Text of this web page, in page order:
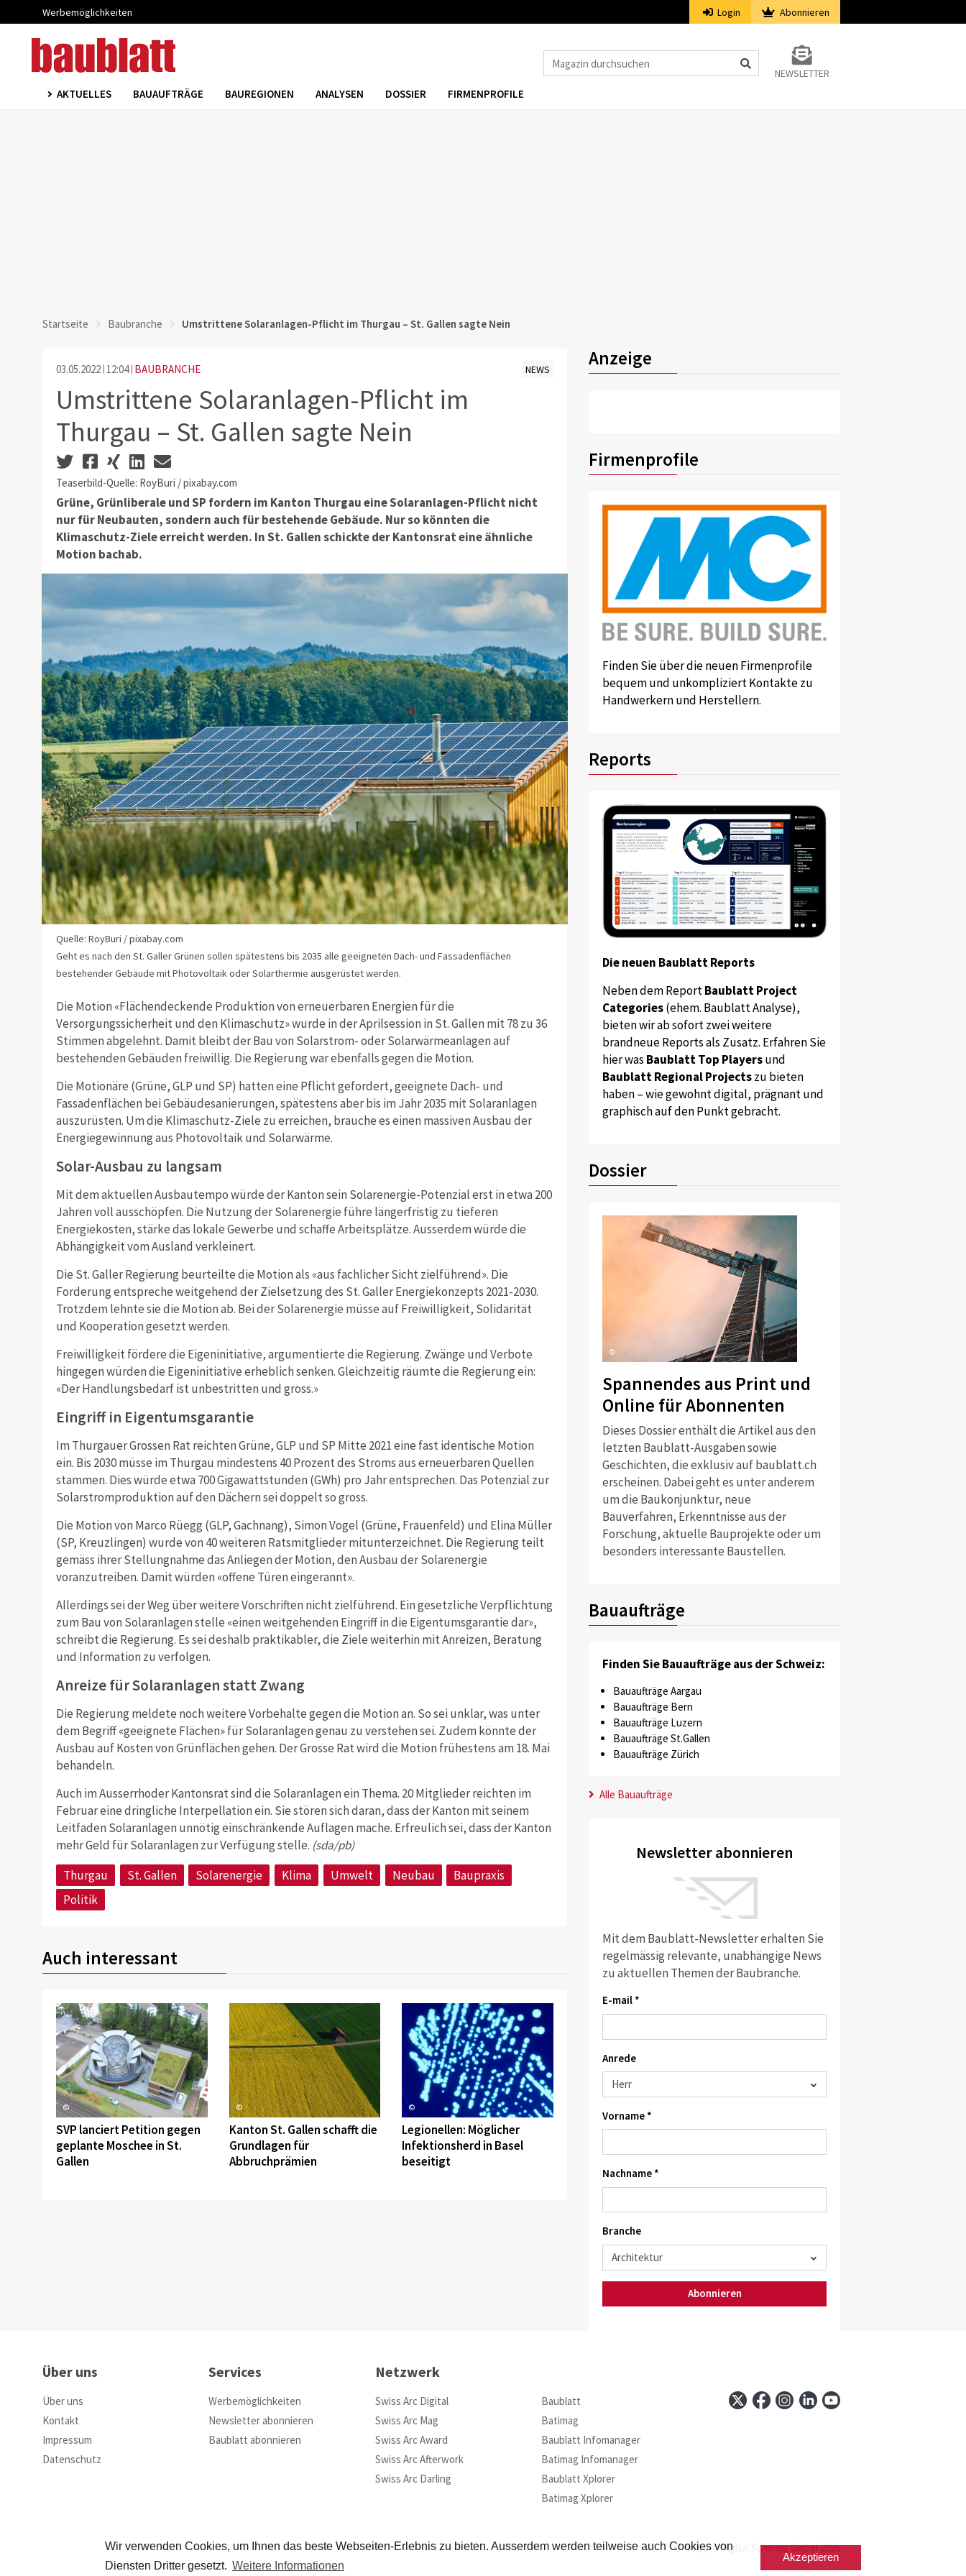
Wir verwenden Cookies, um Ihnen das beste Webseiten-Erlebnis zu bieten. Ausserdem werden teilweise auch Cookies von
Diensten Dritter gesetzt. Weitere Informationen
Akzeptieren
Werbemöglichkeiten Login Abonnieren
NEWSLETTER
AKTUELLES BAUAUFTRÄGE BAUREGIONEN ANALYSEN DOSSIER FIRMENPROFILE
Startseite Baubranche Umstrittene Solaranlagen-Pflicht im Thurgau – St. Gallen sagte Nein
03.05.2022 12:04 BAUBRANCHE NEWS
Umstrittene Solaranlagen-Pflicht im
Thurgau – St. Gallen sagte Nein
Teaserbild-Quelle: RoyBuri / pixabay.com
Grüne, Grünliberale und SP fordern im Kanton Thurgau eine Solaranlagen-Pflicht nicht
nur für Neubauten, sondern auch für bestehende Gebäude. Nur so könnten die
Klimaschutz-Ziele erreicht werden. In St. Gallen schickte der Kantonsrat eine ähnliche
Motion bachab.
Quelle: RoyBuri / pixabay.com
Geht es nach den St. Galler Grünen sollen spätestens bis 2035 alle geeigneten Dach- und Fassadenflächen
bestehender Gebäude mit Photovoltaik oder Solarthermie ausgerüstet werden.
Die Motion «Flächendeckende Produktion von erneuerbaren Energien für die
Versorgungssicherheit und den Klimaschutz» wurde in der Aprilsession in St. Gallen mit 78 zu 36
Stimmen abgelehnt. Damit bleibt der Bau von Solarstrom- oder Solarwärmeanlagen auf
bestehenden Gebäuden freiwillig. Die Regierung war ebenfalls gegen die Motion.
Die Motionäre (Grüne, GLP und SP) hatten eine Pflicht gefordert, geeignete Dach- und
Fassadenflächen bei Gebäudesanierungen, spätestens aber bis im Jahr 2035 mit Solaranlagen
auszurüsten. Um die Klimaschutz-Ziele zu erreichen, brauche es einen massiven Ausbau der
Energiegewinnung aus Photovoltaik und Solarwärme.
Solar-Ausbau zu langsam
Mit dem aktuellen Ausbautempo würde der Kanton sein Solarenergie-Potenzial erst in etwa 200
Jahren voll ausschöpfen. Die Nutzung der Solarenergie führe längerfristig zu tieferen
Energiekosten, stärke das lokale Gewerbe und schaffe Arbeitsplätze.Ausserdem würde die
Abhängigkeit vom Ausland verkleinert.
Die St. Galler Regierung beurteilte die Motion als «aus fachlicher Sicht zielführend». Die
Forderung entspreche weitgehend der Zielsetzung des St. Galler Energiekonzepts 2021-2030.
Trotzdem lehnte sie die Motion ab. Bei der Solarenergie müsse auf Freiwilligkeit, Solidarität
und Kooperation gesetzt werden.
Freiwilligkeit fördere die Eigeninitiative, argumentierte die Regierung. Zwänge und Verbote
hingegen würden die Eigeninitiative erheblich senken. Gleichzeitig räumte die Regierung ein:
«Der Handlungsbedarf ist unbestritten und gross.»
Eingriff in Eigentumsgarantie
Im Thurgauer Grossen Rat reichten Grüne, GLP und SP Mitte 2021 eine fast identische Motion
ein. Bis 2030 müsse im Thurgau mindestens 40 Prozent des Stroms aus erneuerbaren Quellen
stammen. Dies würde etwa 700 Gigawattstunden (GWh) pro Jahr entsprechen. Das Potenzial zur
Solarstromproduktion auf den Dächern sei doppelt so gross.
Die Motion von Marco Rüegg (GLP, Gachnang), Simon Vogel (Grüne, Frauenfeld) und Elina Müller
(SP, Kreuzlingen) wurde von 40 weiteren Ratsmitglieder mitunterzeichnet. Die Regierung teilt
gemäss ihrer Stellungnahme das Anliegen der Motion, den Ausbau der Solarenergie
voranzutreiben. Damit würden «offene Türen eingerannt».
Allerdings sei der Weg über weitere Vorschriften nicht zielführend. Ein gesetzliche Verpflichtung
zum Bau von Solaranlagen stelle «einen weitgehenden Eingriff in die Eigentumsgarantie dar»,
schreibt die Regierung. Es sei deshalb praktikabler, die Ziele weiterhin mit Anreizen, Beratung
und Information zu verfolgen.
Anreize für Solaranlagen statt Zwang
Die Regierung meldete noch weitere Vorbehalte gegen die Motion an. So sei unklar, was unter
dem Begriff «geeignete Flächen» für Solaranlagen genau zu verstehen sei. Zudem könnte der
Ausbau auf Kosten von Grünflächen gehen. Der Grosse Rat wird die Motion frühestens am 18. Mai
behandeln.
Auch im Ausserrhoder Kantonsrat sind die Solaranlagen ein Thema. 20 Mitglieder reichten im
Februar eine dringliche Interpellation ein. Sie stören sich daran, dass der Kanton mit seinem
Leitfaden Solaranlagen unnötig einschränkende Auflagen mache. Erfreulich sei, dass der Kanton
mehr Geld für Solaranlagen zur Verfügung stelle. (sda/pb)
Thurgau
St. Gallen Solarenergie Klima Umwelt Neubau
Baupraxis
Politik
Auch interessant
©
SVP lanciert Petition gegen
geplante Moschee in St.
Gallen
©
Kanton St. Gallen schafft die
Grundlagen für
Abbruchprämien
©
Legionellen: Möglicher
Infektionsherd in Basel
beseitigt
Anzeige
Firmenprofile
Finden Sie über die neuen Firmenprofile
bequem und unkompliziert Kontakte zu
Handwerkern und Herstellern.
Reports
Die neuen Baublatt Reports
Neben dem ReportBaublatt Project
Categories(ehem. Baublatt Analyse),
bieten wir ab sofort zwei weitere
brandneue Reports als Zusatz. Erfahren Sie
hier was Baublatt Top Playersund
Baublatt Regional Projectszu bieten
haben – wie gewohnt digital, prägnant und
graphisch auf den Punkt gebracht.
Dossier
©
Spannendes aus Print und
Online für Abonnenten
Dieses Dossier enthält die Artikel aus den
letzten Baublatt-Ausgaben sowie
Geschichten, die exklusiv auf baublatt.ch
erscheinen. Dabei geht es unter anderem
um die Baukonjunktur, neue
Bauverfahren, Erkenntnisse aus der
Forschung, aktuelle Bauprojekte oder um
besonders interessante Baustellen.
Bauaufträge
Finden Sie Bauaufträge aus der Schweiz:
Bauaufträge Aargau
Bauaufträge Bern
Bauaufträge Luzern
Bauaufträge St.Gallen
Bauaufträge Zürich
Alle Bauaufträge
Newsletter abonnieren
Mit dem Baublatt-Newsletter erhalten Sie
regelmässig relevante, unabhängige News
zu aktuellen Themen der Baubranche.
E-mail *
Anrede
Vorname *
Nachname *
Branche
Abonnieren
Über uns
Über uns
Kontakt
Impressum
Datenschutz
Services
Werbemöglichkeiten
Newsletter abonnieren
Baublatt abonnieren
Netzwerk
Swiss Arc Digital
Swiss Arc Mag
Swiss Arc Award
Swiss Arc Afterwork
Swiss Arc Darling
Baublatt
Batimag
Baublatt Infomanager
Batimag Infomanager
Baublatt Xplorer
Batimag Xplorer
© Infopro Digital Schweiz GmbH 2026